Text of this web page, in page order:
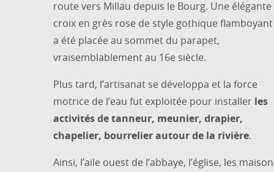
route vers Millau depuis le Bourg. Une élégante
croix en grès rose de style gothique flamboyant
a été placée au sommet du parapet,
vraisemblablement au 16e siècle.
Plus tard, l’artisanat se développa et la force
motrice de l’eau fut exploitée pour installer les
activités de tanneur, meunier, drapier,
chapelier, bourrelier autour de la rivière.
Ainsi, l’aile ouest de l’abbaye, l’église, les